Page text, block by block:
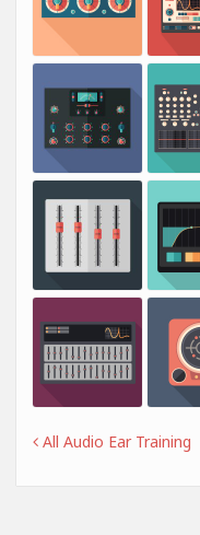
All Audio Ear Training